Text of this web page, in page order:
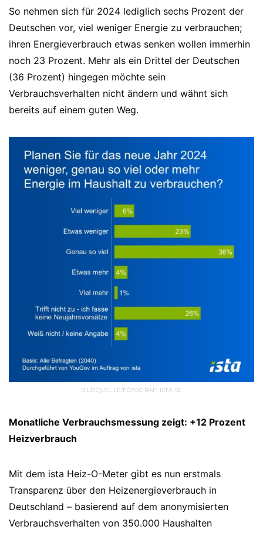
So nehmen sich für 2024 lediglich sechs Prozent der
Deutschen vor, viel weniger Energie zu verbrauchen;
ihren Energieverbrauch etwas senken wollen immerhin
noch 23 Prozent. Mehr als ein Drittel der Deutschen
(36 Prozent) hingegen möchte sein
Verbrauchsverhalten nicht ändern und wähnt sich
bereits auf einem guten Weg.
BILDQUELLE/FOTOGRAF: ISTA SE
Monatliche Verbrauchsmessung zeigt: +12 Prozent
Heizverbrauch
Mit dem ista Heiz-O-Meter gibt es nun erstmals
Transparenz über den Heizenergieverbrauch in
Deutschland – basierend auf dem anonymisierten
Verbrauchsverhalten von 350.000 Haushalten